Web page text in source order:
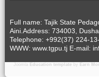
Full name: Tajik State
Aini.Address: 734003,
Telephone: +992(37) 224-
WWW: www.tgpu.tj E-mail:
Joomla Education template by Earn